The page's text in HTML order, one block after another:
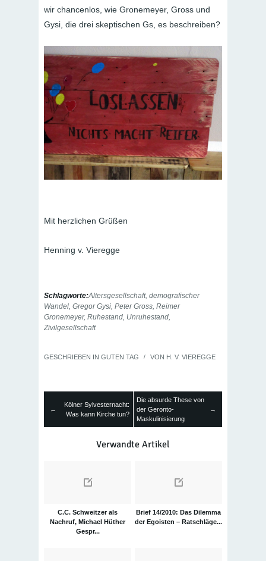
wir chancenlos, wie Gronemeyer, Gross und
Gysi, die drei skeptischen Gs, es beschreiben?
Mit herzlichen Grüßen
Henning v. Vieregge
Schlagworte:Altersgesellschaft, demografischer
Wandel Gregor Gysi Peter Gross Reimer
Gronemeyer, Ruhestand Unruhestand
Zivilgesellschaft
GESCHRIEBEN IN GUTEN TAG / VON H. V. VIEREGGE
←
Kölner Sylvesternacht:
Was kann Kirche tun?
Die absurde These von
der Geronto-
Maskulinisierung
→
Verwandte Artikel
C.C. Schweitzer als
Nachruf, Michael Hüther
Gespr...
Brief 14/2010: Das Dilemma
der Egoisten – Ratschläge...